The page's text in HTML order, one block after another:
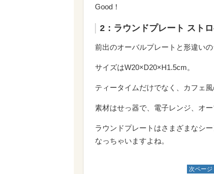
Good！
2：ラウンドプレート スト
前出のオーバルプレートと形違いの
サイズはW20×D20×H1.5cm。
ティータイムだけでなく、カフェ
素材はせっ器で、電子レンジ、オ
ラウンドプレートはさまざまなシ
なっちゃいますよね。
次ページ